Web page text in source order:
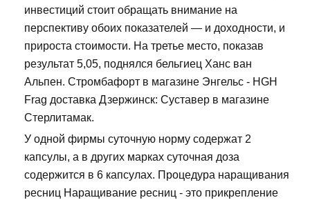
инвестиций стоит обращать внимание на
перспективу обоих показателей — и доходности, и
прироста стоимости. На третье место, показав
результат 5,05, поднялся бельгиец Ханс ван
Альпен. Стромбафорт в магазине Энгельс - HGH
Frag доставка Дзержинск: Суставер в магазине
Стерлитамак.
У одной фирмы суточную норму содержат 2
капсулы, а в других марках суточная доза
содержится в 6 капсулах. Процедура наращивания
ресниц Наращивание ресниц - это прикрепление